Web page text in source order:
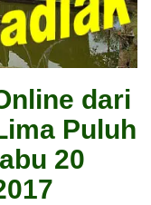
dari
Puluh
20